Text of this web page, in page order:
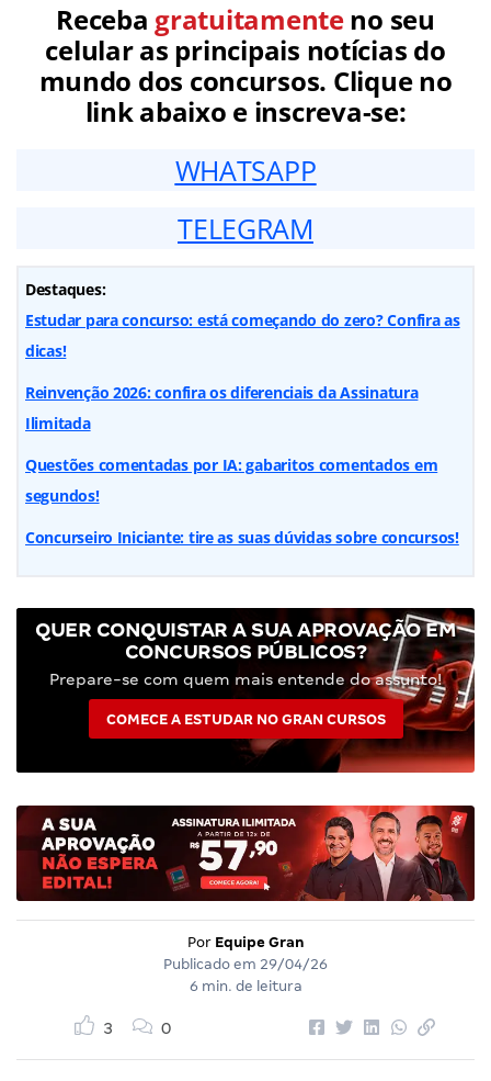
Receba gratuitamenteno seu
celular as principais notícias do
mundo dos concursos. Clique no
link abaixo e inscreva-se:
WHATSAPP
TELEGRAM
Destaques:
Estudar para concurso: está começando do zero? Confira as
dicas!
Reinvenção 2026: confira os diferenciais da Assinatura
Ilimitada
Questões comentadas por IA: gabaritos comentados em
segundos!
Concurseiro Iniciante: tire as suas dúvidas sobre concursos!
QUER CONQUISTAR A SUA APROVAÇÃO EM
CONCURSOS PÚBLICOS?
Prepare-se com quem mais entende do assunto!
COMECE A ESTUDAR NO GRAN CURSOS
Por Equipe Gran
Publicado em 29/04/26
6 min. de leitura
3 0